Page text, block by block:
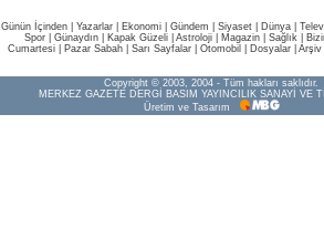
Günün İçinden Yazarlar Ekonomi Gündem Siyaset Dünya |
Spor
Günaydın Kapak Güzeli Astroloji Magazin Sağlık
Cumartesi
Pazar Sabah Sarı Sayfalar Otomobil Dosyalar Arşiv
Copyright © 2003, 2004 - Tüm hakları saklıdır.
MERKEZ GAZETE DERGİ BASIM YAYINCILIK SANAYİ VE
Üretim ve Tasarım